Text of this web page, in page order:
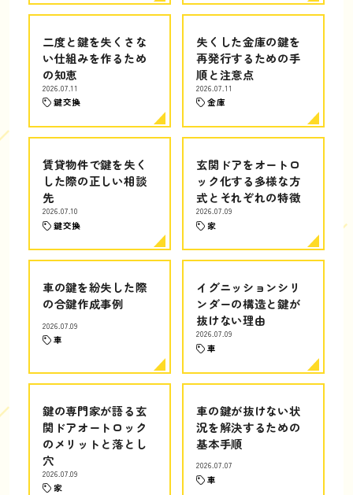
二度と鍵を失くさな
い仕組みを作るため
の知恵
2026.07.11
鍵交換
失くした金庫の鍵を
再発行するための手
順と注意点
2026.07.11
金庫
賃貸物件で鍵を失く
した際の正しい相談
先
2026.07.10
鍵交換
玄関ドアをオートロ
ック化する多様な方
式とそれぞれの特徴
2026.07.09
家
車の鍵を紛失した際
の合鍵作成事例
2026.07.09
車
イグニッションシリ
ンダーの構造と鍵が
抜けない理由
2026.07.09
車
鍵の専門家が語る玄
関ドアオートロック
のメリットと落とし
穴
2026.07.09
家
車の鍵が抜けない状
況を解決するための
基本手順
2026.07.07
車